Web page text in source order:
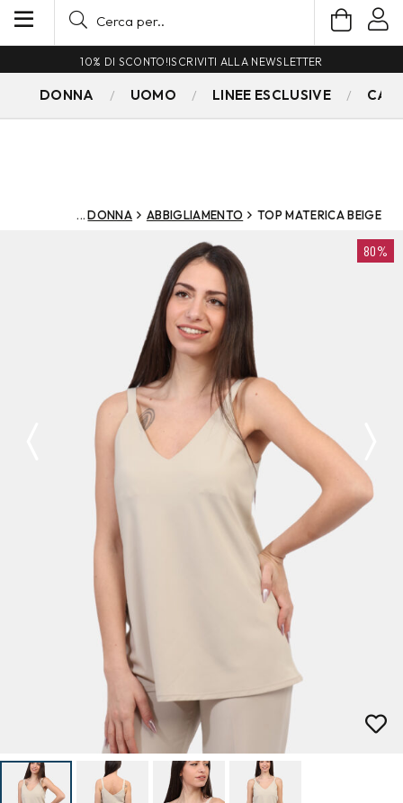
10% DI SCONTO!ISCRIVITI ALLA NEWSLETTER
DONNA UOMO LINEE ESCLUSIVE
DONNA ABBIGLIAMENTO TOP MATERICA BEIGE
80%